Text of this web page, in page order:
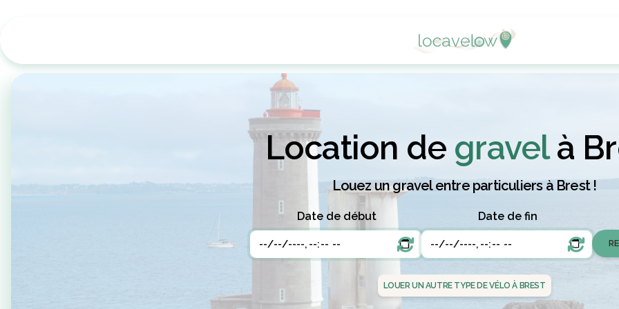
Location de gravelà
Louez un gravel entre particuliers à Brest !
Date de début Date de fin
LOUER UN AUTRE TYPE DE VÉLO À BREST